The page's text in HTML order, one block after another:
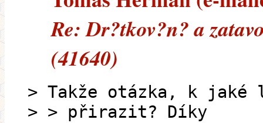
Re: Dr?tkov?n? a
(41640)
> Takže otázka, k jaké
> > přirazit? Díky